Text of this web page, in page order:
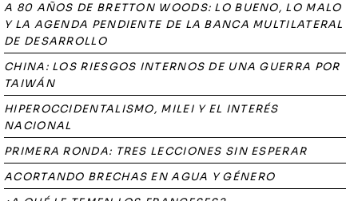
A 80 AÑOS DE BRETTON WOODS: LO BUENO, LO MALO
Y LA AGENDA PENDIENTE DE LA BANCA MULTILATERAL
DE DESARROLLO
CHINA: LOS RIESGOS INTERNOS DE UNA GUERRA POR
TAIWÁN
HIPEROCCIDENTALISMO, MILEI Y EL INTERÉS
NACIONAL
PRIMERA RONDA: TRES LECCIONES SIN ESPERAR
ACORTANDO BRECHAS EN AGUA Y GÉNERO